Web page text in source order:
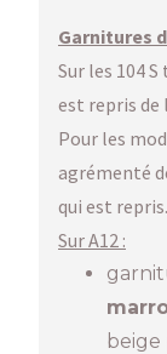
Garnitures
Sur les 104
est repris de
Pour les
agrémenté
qui est repris.
Sur A12 :